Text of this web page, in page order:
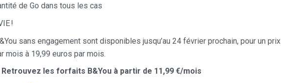
de Go dans tous les cas
!
sans engagement sont disponibles jusqu’au 24 février prochain, pour un prix
mois à 19,99 euros par mois.
Retrouvez les forfaits B&You à partir de 11,99 €/mois